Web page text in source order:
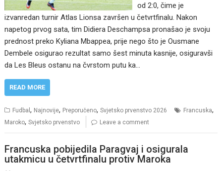
od 2:0, čime je
izvanredan turnir Atlas Lionsa završen u četvrtfinalu. Nakon
napetog prvog sata, tim Didiera Deschampsa pronašao je svoju
prednost preko Kyliana Mbappea, prije nego što je Ousmane
Dembele osigurao rezultat samo šest minuta kasnije, osiguravši
da Les Bleus ostanu na čvrstom putu ka…
READ MORE
Fudbal, Najnovije, Preporučeno,Svjetsko prvenstvo 2026 Francuska,
Maroko,Svjetsko prvenstvo Leave a comment
Francuska pobijedila Paragvaj i osigurala
utakmicu u četvrtfinalu protiv Maroka